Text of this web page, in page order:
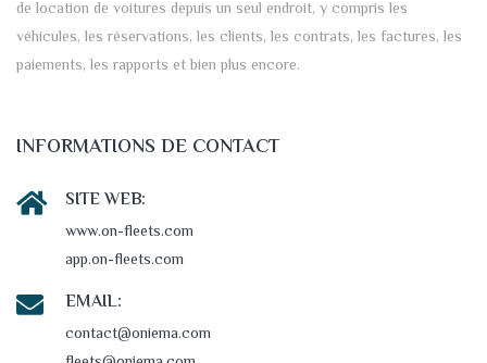
de location de voitures depuis un seul endroit, y compris les
véhicules, les réservations, les clients, les contrats, les factures, les
paiements, les rapports et bien plus encore.
INFORMATIONS DE CONTACT
SITE WEB:
www.on-fleets.com
app.on-fleets.com
EMAIL:
contact@oniema.com